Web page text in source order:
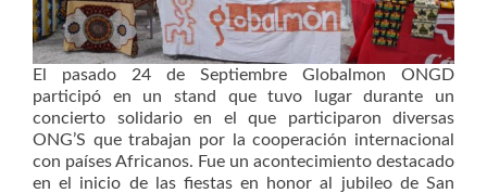
El pasado 24 de Septiembre Globalmon ONGD
participó en un stand que tuvo lugar durante un
concierto solidario en el que participaron diversas
ONG’S que trabajan por la cooperación internacional
con países Africanos. Fue un acontecimiento destacado
en el inicio de las fiestas en honor al jubileo de San